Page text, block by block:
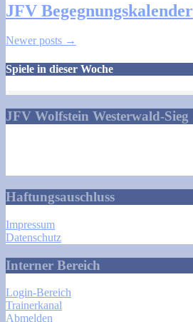
JFV Begegnungskalender
Posts
navigation
Newer posts →
Spiele in dieser Woche
JFV Wolfstein Westerwald-Sieg
Haftungsauschluss
Impressum
Datenschutz
Interner Bereich
Login-Bereich
Trainerkanal
Abmelden